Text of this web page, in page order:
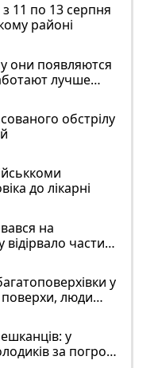
з 11 по 13 серпня
районі
они появляются
лучше
обстрілу
до лікарні
на
частину
у
поверхи, люди
у
за погром